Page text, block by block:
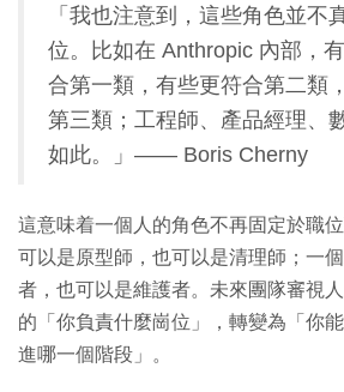
「我也注意到，這些角色並不
位。比如在 Anthropic 內部，
合第一類，有些更符合第二類
第三類；工程師、產品經理、
如此。」—— Boris Cherny
這意味着一個人的角色不再固定於職
可以是原型師，也可以是清理師；一
者，也可以是維護者。未來團隊審視
的「你負責什麼崗位」，轉變為「你
進哪一個階段」。